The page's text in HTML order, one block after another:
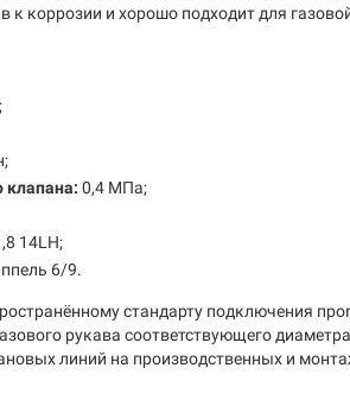
коррозии и хорошо подходит для
клапана: 0,4 МПа;
14LH;
6/9.
стандарту подключения
рукава соответствующего
линий на производственных и